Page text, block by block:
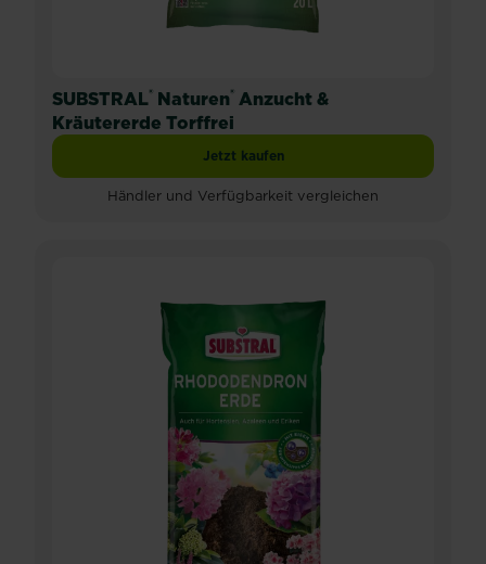
SUBSTRAL® Naturen® Anzucht &
Kräutererde Torffrei
Jetzt kaufenSUBSTRAL® Naturen® Anzucht &
Händler und Verfügbarkeit vergleichen